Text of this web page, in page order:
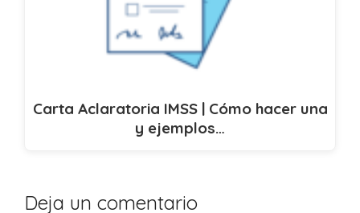
Carta Aclaratoria IMSS | Cómo hacer una
y ejemplos…
Deja un comentario